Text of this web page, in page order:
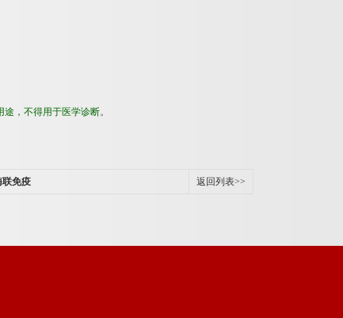
途，不得用于医学诊断。
联免疫 返回列表>>